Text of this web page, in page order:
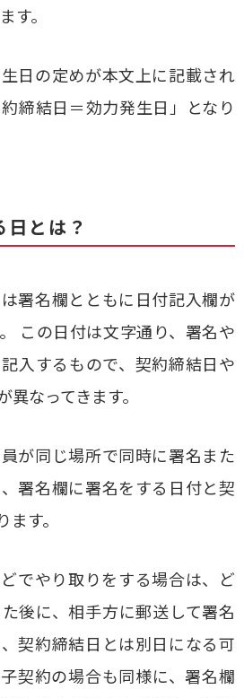
す。
日の定めが本文上に記載され
締結日＝効力発生日」となり
とは？
署名欄とともに日付記入欄が
この日付は文字通り、署名や
入するもので、契約締結日や
なってきます。
が同じ場所で同時に署名また
署名欄に署名をする日付と契
す。
でやり取りをする場合は、ど
後に、相手方に郵送して署名
契約締結日とは別日になる可
契約の場合も同様に、署名欄